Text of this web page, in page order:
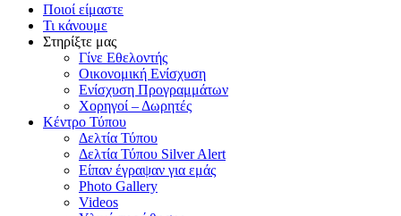
Ποιοί είμαστε
Τι κάνουμε
Στηρίξτε μας
Γίνε Εθελοντής
Οικονομική Ενίσχυση
Ενίσχυση Προγραμμάτων
Χορηγοί – Δωρητές
Κέντρο Τύπου
Δελτία Τύπου
Δελτία Τύπου Silver Alert
Είπαν έγραψαν για εμάς
Photo Gallery
Videos